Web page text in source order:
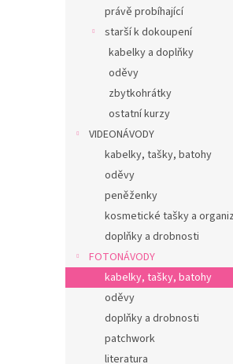
právě probíhající
starší k dokoupení
kabelky a doplňky
oděvy
zbytkohrátky
ostatní kurzy
VIDEONÁVODY
kabelky, tašky, batohy
oděvy
peněženky
kosmetické tašky a
doplňky a drobnosti
FOTONÁVODY
kabelky, tašky, batohy
oděvy
doplňky a drobnosti
patchwork
literatura